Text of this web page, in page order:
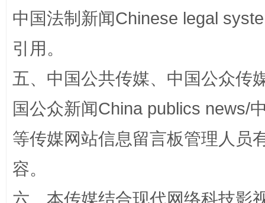
“蜀中异人”王建安的艺术幻境
中国法制新闻Chinese legal
引用。
五、中国公共传媒、中国公众传
国公众新闻China publics news/
等传媒网站信息留言板管理人员
容。
六、本传媒结合现代网络科技影